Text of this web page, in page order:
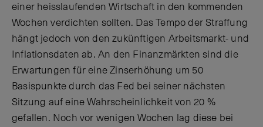
einer heisslaufenden Wirtschaft in den kommenden
Wochen verdichten sollten. Das Tempo der Straffung
hängt jedoch von den zukünftigen Arbeitsmarkt- und
Inflationsdaten ab. An den Finanzmärkten sind die
Erwartungen für eine Zinserhöhung um 50
Basispunkte durch das Fed bei seiner nächsten
Sitzung auf eine Wahrscheinlichkeit von 20 %
gefallen. Noch vor wenigen Wochen lag diese bei